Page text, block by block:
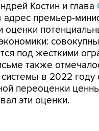
Костин и глава
адрес премьер-
оценки
под жесткими
также
в 2022 году
переоценки
эти оценки.